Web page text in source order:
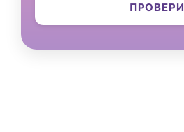
ПРОВЕРИ